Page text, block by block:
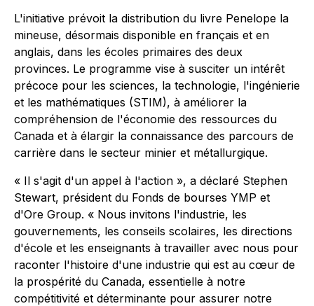
L'initiative prévoit la distribution du livre Penelope la
mineuse, désormais disponible en français et en
anglais, dans les écoles primaires des deux
provinces. Le programme vise à susciter un intérêt
précoce pour les sciences, la technologie, l'ingénierie
et les mathématiques (STIM), à améliorer la
compréhension de l'économie des ressources du
Canada et à élargir la connaissance des parcours de
carrière dans le secteur minier et métallurgique.
« Il s'agit d'un appel à l'action », a déclaré Stephen
Stewart, président du Fonds de bourses YMP et
d'Ore Group. « Nous invitons l'industrie, les
gouvernements, les conseils scolaires, les directions
d'école et les enseignants à travailler avec nous pour
raconter l'histoire d'une industrie qui est au cœur de
la prospérité du Canada, essentielle à notre
compétitivité et déterminante pour assurer notre